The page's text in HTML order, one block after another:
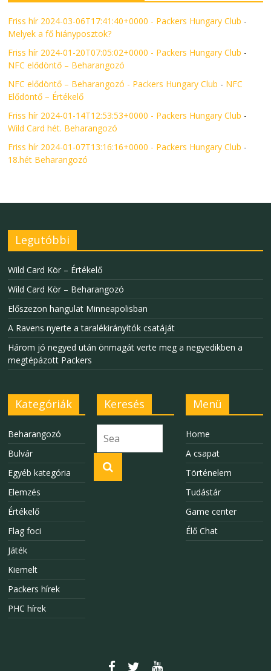
Friss hír 2024-03-06T17:41:40+0000 - Packers Hungary Club -
Melyek a fő hiányposztok?
Friss hír 2024-01-20T07:05:02+0000 - Packers Hungary Club -
NFC elődöntő – Beharangozó
NFC elődöntő – Beharangozó - Packers Hungary Club - NFC
Elődöntő – Értékelő
Friss hír 2024-01-14T12:53:53+0000 - Packers Hungary Club -
Wild Card hét. Beharangozó
Friss hír 2024-01-07T13:16:16+0000 - Packers Hungary Club -
18.hét Beharangozó
Legutóbbi
Wild Card Kör – Értékelő
Wild Card Kör – Beharangozó
Előszezon hangulat Minneapolisban
A Ravens nyerte a taralékirányítók csatáját
Három jó negyed után önmagát verte meg a negyedikben a
megtépázott Packers
Kategóriák
Beharangozó
Bulvár
Egyéb kategória
Elemzés
Értékelő
Flag foci
Játék
Kiemelt
Packers hírek
PHC hírek
Keresés Menü
Home
A csapat
Történelem
Tudástár
Game center
Élő Chat